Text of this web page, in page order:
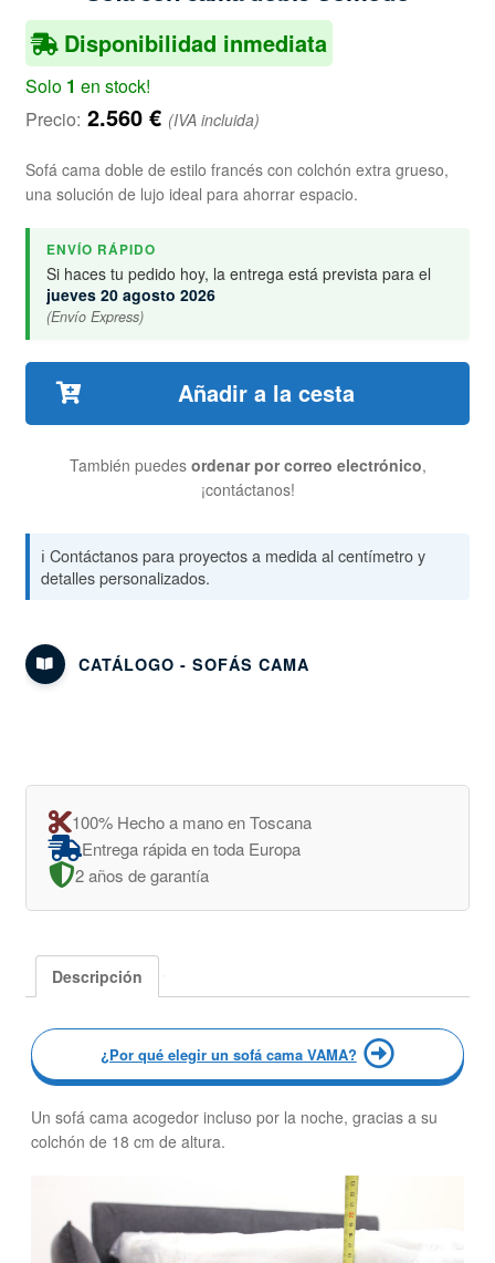
Disponibilidad inmediata
Solo 1 en stock!
Precio: 2.560 € (IVA incluida)
Sofá cama doble de estilo francés con colchón extra grueso,
una solución de lujo ideal para ahorrar espacio.
ENVÍO RÁPIDO
Si haces tu pedido hoy, la entrega está prevista para el
jueves 20 agosto 2026
(Envío Express)
Añadir a la cesta
También puedes ordenar por correo electrónico,
¡contáctanos!
ℹ️ Contáctanos para proyectos a medida al centímetro y
detalles personalizados.
CATÁLOGO - SOFÁS CAMA
100% Hecho a mano en Toscana
Entrega rápida en toda Europa
2 años de garantía
Descripción
¿Por qué elegir un sofá cama VAMA?
Un sofá cama acogedor incluso por la noche, gracias a su
colchón de 18 cm de altura.